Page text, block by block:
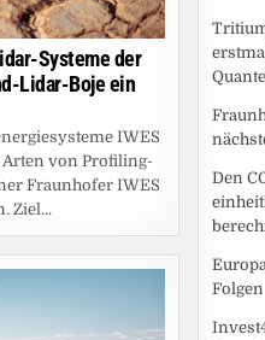
Systeme der
Lidar-Boje ein
IWES
von Profiling-
Fraunhofer IWES
Ziel...
Den
Folgen